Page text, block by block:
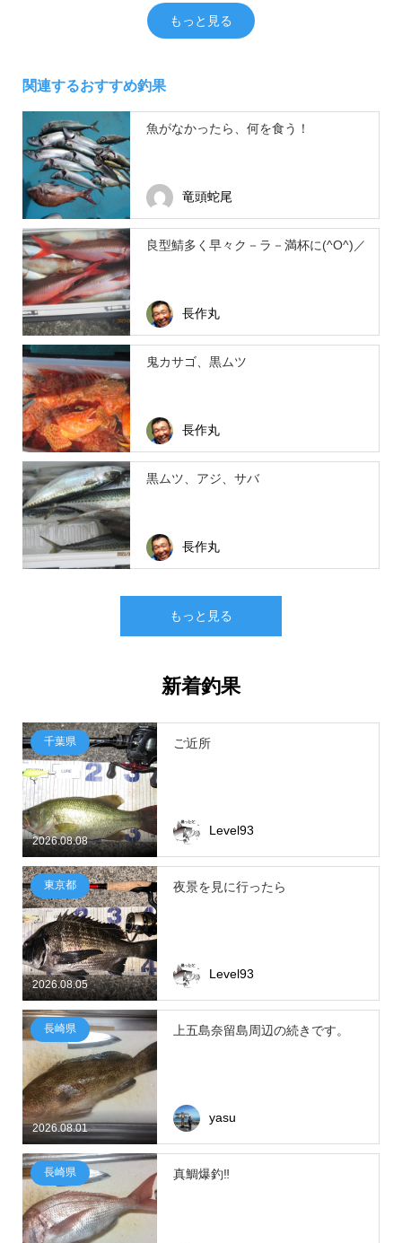
もっと見る
関連するおすすめ釣果
魚がなかったら、何を食う！
竜頭蛇尾
良型鯖多く早々ク－ラ－満杯に(^O^)／
長作丸
鬼カサゴ、黒ムツ
長作丸
黒ムツ、アジ、サバ
長作丸
もっと見る
新着釣果
2026.08.08
千葉県 ご近所
Level93
2026.08.05
東京都 夜景を見に行ったら
Level93
2026.08.01
長崎県 上五島奈留島周辺の続きです。
yasu
長崎県 真鯛爆釣‼